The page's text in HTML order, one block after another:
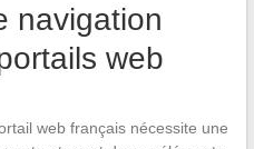
navigation
web
web français nécessite une